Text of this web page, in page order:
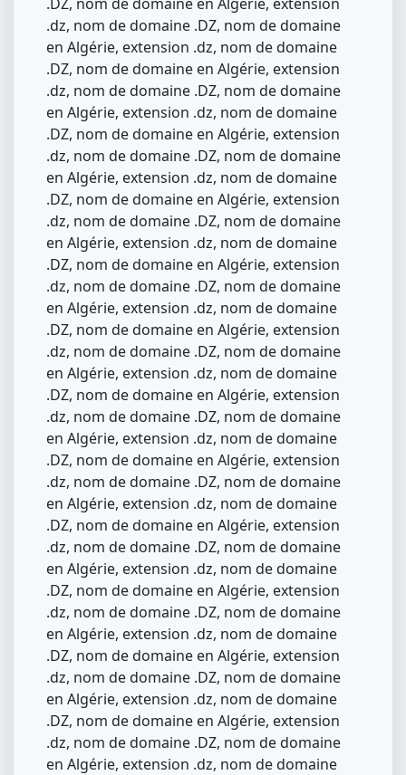
.dz, nom de domaine .DZ, nom de domaine
en Algérie, extension .dz, nom de domaine
.DZ, nom de domaine en Algérie, extension
.dz, nom de domaine .DZ, nom de domaine
en Algérie, extension .dz, nom de domaine
.DZ, nom de domaine en Algérie, extension
.dz, nom de domaine .DZ, nom de domaine
en Algérie, extension .dz, nom de domaine
.DZ, nom de domaine en Algérie, extension
.dz, nom de domaine .DZ, nom de domaine
en Algérie, extension .dz, nom de domaine
.DZ, nom de domaine en Algérie, extension
.dz, nom de domaine .DZ, nom de domaine
en Algérie, extension .dz, nom de domaine
.DZ, nom de domaine en Algérie, extension
.dz, nom de domaine .DZ, nom de domaine
en Algérie, extension .dz, nom de domaine
.DZ, nom de domaine en Algérie, extension
.dz, nom de domaine .DZ, nom de domaine
en Algérie, extension .dz, nom de domaine
.DZ, nom de domaine en Algérie, extension
.dz, nom de domaine .DZ, nom de domaine
en Algérie, extension .dz, nom de domaine
.DZ, nom de domaine en Algérie, extension
.dz, nom de domaine .DZ, nom de domaine
en Algérie, extension .dz, nom de domaine
.DZ, nom de domaine en Algérie, extension
.dz, nom de domaine .DZ, nom de domaine
en Algérie, extension .dz, nom de domaine
.DZ, nom de domaine en Algérie, extension
.dz, nom de domaine .DZ, nom de domaine
en Algérie, extension .dz, nom de domaine
.DZ, nom de domaine en Algérie, extension
.dz, nom de domaine .DZ, nom de domaine
en Algérie, extension .dz, nom de domaine